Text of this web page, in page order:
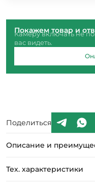
Покажем товар и
Камеру включать не
вас видеть.
Поделиться
Описание и
Тех. характеристики